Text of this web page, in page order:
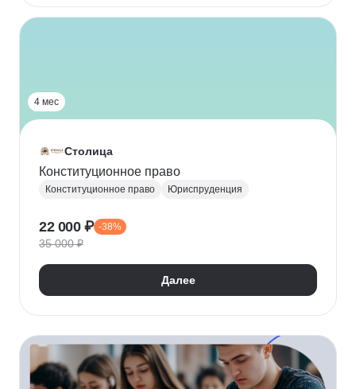
4 мес
Столица
Конституционное право
Конституционное право Юриспруденция
22 000 ₽ -38%
35 000 ₽
Далее